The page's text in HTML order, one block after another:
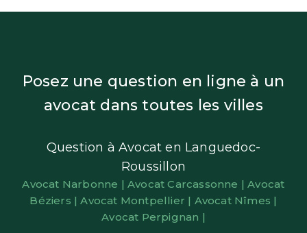
Posez une question en ligne à un
avocat dans toutes les villes
Question à Avocat en Languedoc-
Roussillon
Avocat Narbonne |Avocat Carcassonne |Avocat
Béziers |Avocat Montpellier | Avocat Nîmes |
Avocat Perpignan |